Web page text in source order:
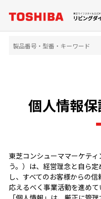
個人情報
東芝コンシューママーケテ
う。）は、経営理念と自ら
し、すべてのお客様からの
応えるべく事業活動を進めて